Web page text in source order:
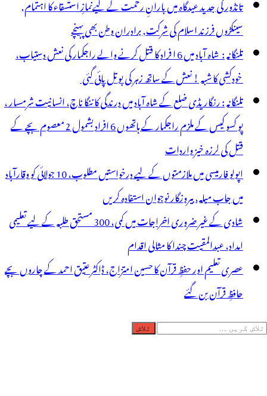
سینکڑوں فرزند اسلام کی شرکت, برادران وطن بھی پہنچے
تلنگانہ : شاہ آباد میں 6 ا فراد کا قتل کرنے والے راجکمار کی نعش دستیاب،
خودکشی کا شبہ ! نعش کے ساتھ زہر کی بوتل پائی گئی
تلنگانہ : رنگاریڈی ضلع کے شاہ آباد میں درندگی کا ننگا ناچ، انسانیت شرمسار ،
پو کسو کیس کے ملزم راجکمار کے ہاتھوں 6 افراد بشمول 2 معصوم بچے کے
قتل کی لرزہ خیز واردات
اپولو فارمیسی میں ملازمتوں کے لیے درخواستیں مطلوب، 10 جولائی کو وقارآباد
میں جاب میلہ، بیروزگار نوجوان استفادہ کریں
شادی کے غیر ضروری اخراجات میں کمی، 300 مستحق طلبہ کے لیے تعلیمی
امداد، عبدالمقیت چندا کا مثالی اقدام
عصری تعلیم اور حفظِ قرآن کا حسین امتزاج، ڈاکٹر عتیق احمد کے چاروں بچے
حافظِ قرآن بن گئے
تلاش